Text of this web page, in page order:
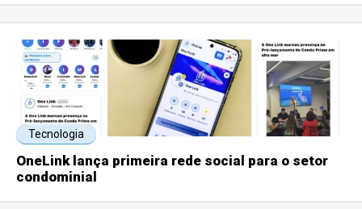
Tecnologia
OneLink lança primeira rede social para o setor
condominial